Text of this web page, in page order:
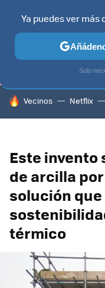
TELEVISORES
HOY SE HABLA DE
Vecinos Netflix
Este
de arcilla
solución
térmico
Ya puedes ver más
Solo